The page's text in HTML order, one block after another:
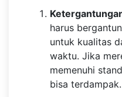
harus
untuk kualitas
waktu. Jika
memenuhi
bisa terdampak.